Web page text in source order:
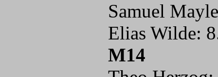
Samuel
Elias Wilde:
M14